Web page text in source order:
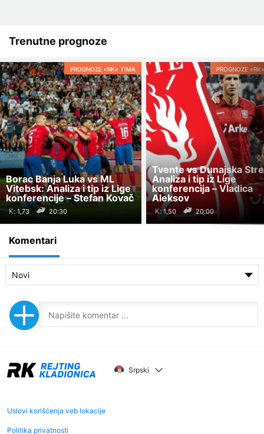
Trenutne prognoze
PROGNOZE «RK» TIMA
Borac Banja Luka vs ML
Vitebsk: Analiza i tip iz Lige
konferencije – Stefan Kovač
K: 20:30
PROGNOZE
Tvente vs Dunajska
Analiza i tip iz Lige
konferencija – Vladica
Aleksov
K: 20:00
Komentari
Novi
Srpski
Uslovi korišćenja veb lokacije
Politika privatnosti